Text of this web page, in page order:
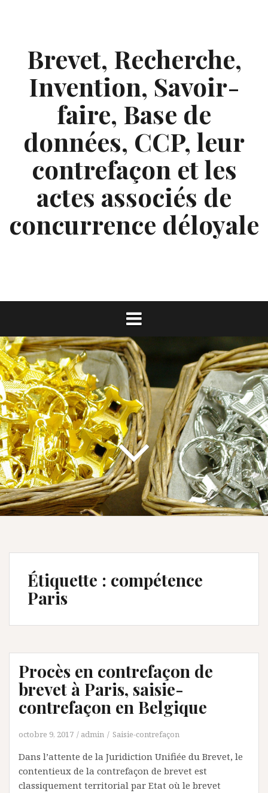
Brevet, Recherche,
Invention, Savoir-
faire, Base de
données, CCP, leur
contrefaçon et les
actes associés de
concurrence déloyale
Étiquette : compétence
Paris
Procès en contrefaçon de
brevet à Paris, saisie-
contrefaçon en Belgique
octobre 9, 2017 admin Saisie-contrefaçon
Dans l’attente de la Juridiction Unifiée du Brevet, le
contentieux de la contrefaçon de brevet est
classiquement territorial par Etat où le brevet